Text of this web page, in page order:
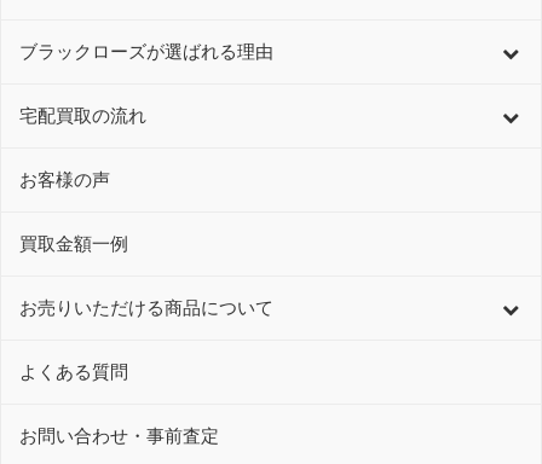
ブラックローズが選ばれる理由
宅配買取の流れ
お客様の声
買取金額一例
お売りいただける商品について
よくある質問
お問い合わせ・事前査定